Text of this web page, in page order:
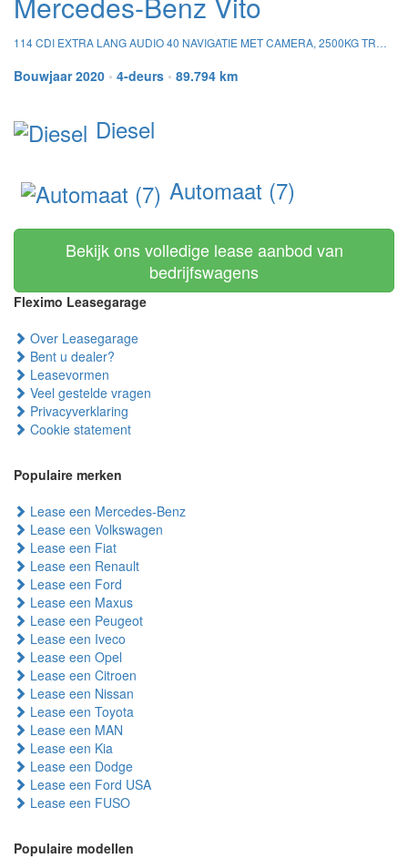
114 CDI EXTRA LANG AUDIO 40 NAVIGATIE MET CAMERA, 2500KG TREKHAAK, ETC.
Bouwjaar 2020 • 4-deurs • 89.794 km
Diesel
Automaat (7)
Bekijk ons volledige lease aanbod van
bedrijfswagens
Fleximo Leasegarage
Over Leasegarage
Bent u dealer?
Leasevormen
Veel gestelde vragen
Privacyverklaring
Cookie statement
Populaire merken
Lease een Mercedes-Benz
Lease een Volkswagen
Lease een Fiat
Lease een Renault
Lease een Ford
Lease een Maxus
Lease een Peugeot
Lease een Iveco
Lease een Opel
Lease een Citroen
Lease een Nissan
Lease een Toyota
Lease een MAN
Lease een Kia
Lease een Dodge
Lease een Ford USA
Lease een FUSO
Populaire modellen